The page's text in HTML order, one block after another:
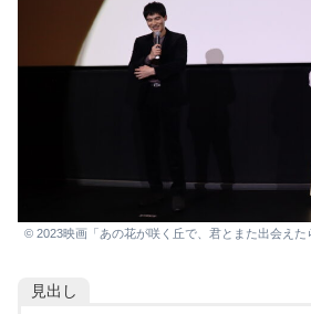
© 2023映画「あの花が咲く丘で、君とまた出会えた
見出し